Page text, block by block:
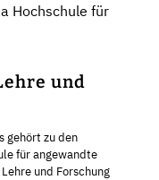
Hochschule für
und
gehört zu den
für angewandte
und Forschung